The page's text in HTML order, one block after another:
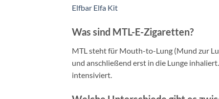
Elfbar Elfa Kit
Was sind MTL-E-Zigaretten?
MTL steht für Mouth-to-Lung (Mund zur
und anschließend erst in die Lunge
intensiviert.